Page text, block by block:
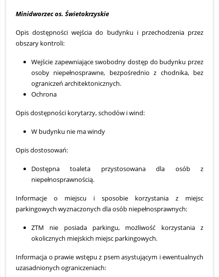
Minidworzec os. Świetokrzyskie
Opis dostępności wejścia do budynku i przechodzenia przez
obszary kontroli:
Wejście zapewniające swobodny dostęp do budynku przez
osoby niepełnosprawne, bezpośrednio z chodnika, bez
ograniczeń architektonicznych.
Ochrona
Opis dostępności korytarzy, schodów i wind:
W budynku nie ma windy
Opis dostosowań:
Dostępna toaleta przystosowana dla osób z
niepełnosprawnością.
Informacje o miejscu i sposobie korzystania z miejsc
parkingowych wyznaczonych dla osób niepełnosprawnych:
ZTM nie posiada parkingu, możliwość korzystania z
okolicznych miejskich miejsc parkingowych.
Informacja o prawie wstępu z psem asystującym i ewentualnych
uzasadnionych ograniczeniach: